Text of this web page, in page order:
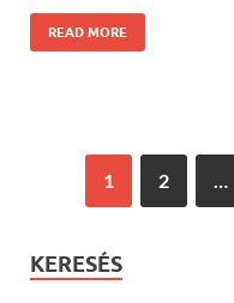
READ MORE
1 2
KERESÉS